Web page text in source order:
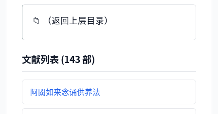
📁 （返回上层目录）
文献列表 (143 部)
阿閦如来念诵供养法